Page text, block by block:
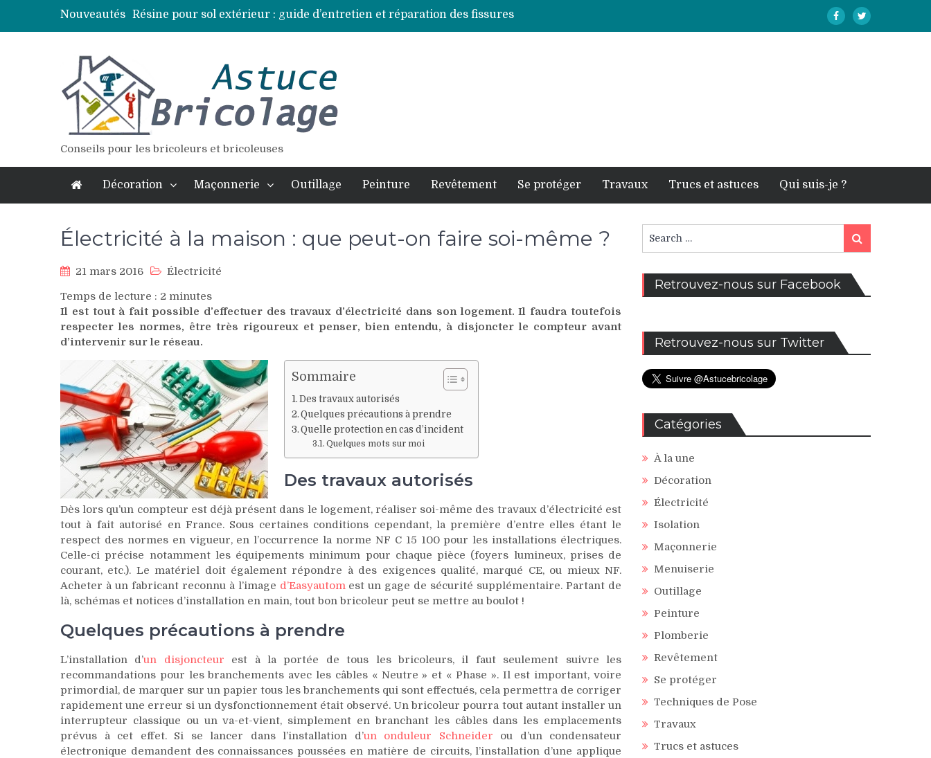
Nouveautés Résine pour sol extérieur : guide d’entretien et réparation des fissures
Lames de terrasse : top des essences de bois les plus résistantes
Élagage : calendrier et techniques selon chaque espèce d’arbre
Conseils pour les bricoleurs et bricoleuses
Décoration Maçonnerie Outillage Peinture Revêtement Se protéger Travaux Trucs et astuces Qui suis-je ?
Électricité à la maison : que peut-on faire soi-même ?
21 mars 2016
Électricité
Temps de lecture : 2 minutes
Il est tout à fait possible d’effectuer des travaux d’électricité dans son logement. Il faudra toutefois
respecter les normes, être très rigoureux et penser, bien entendu, à disjoncter le compteur avant
d’intervenir sur le réseau.
Sommaire
Des travaux autorisés
Quelques précautions à prendre
Quelle protection en cas d’incident
Quelques mots sur moi
Des travaux autorisés
Dès lors qu’un compteur est déjà présent dans le logement, réaliser soi-même des travaux d’électricité est
tout à fait autorisé en France. Sous certaines conditions cependant, la première d’entre elles étant le
respect des normes en vigueur, en l’occurrence la norme NF C 15 100 pour les installations électriques.
Celle-ci précise notamment les équipements minimum pour chaque pièce (foyers lumineux, prises de
courant, etc.). Le matériel doit également répondre à des exigences qualité, marqué CE, ou mieux NF.
Acheter à un fabricant reconnu à l’image d’Easyautomest un gage de sécurité supplémentaire. Partant de
là, schémas et notices d’installation en main, tout bon bricoleur peut se mettre au boulot !
Quelques précautions à prendre
L’installation d’un disjoncteur est à la portée de tous les bricoleurs, il faut seulement suivre les
recommandations pour les branchements avec les câbles « Neutre » et « Phase ». Il est important, voire
primordial, de marquer sur un papier tous les branchements qui sont effectués, cela permettra de corriger
rapidement une erreur si un dysfonctionnement était observé. Un bricoleur pourra tout autant installer un
interrupteur classique ou un va-et-vient, simplement en branchant les câbles dans les emplacements
prévus à cet effet. Si se lancer dans l’installation d’un onduleur Schneider ou d’un condensateur
électronique demandent des connaissances poussées en matière de circuits, l’installation d’une applique
for:
Search
Retrouvez-nous sur Facebook
Retrouvez-nous sur Twitter
Catégories
À la une
Décoration
Électricité
Isolation
Maçonnerie
Menuiserie
Outillage
Peinture
Plomberie
Revêtement
Se protéger
Techniques de Pose
Travaux
Trucs et astuces